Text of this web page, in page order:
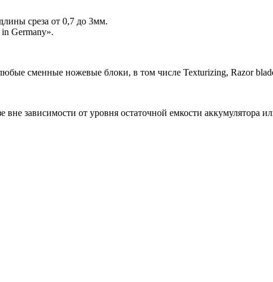
среза от 0,7 до 3мм.
Germany».
сменные ножевые блоки, в том числе Texturizing, Razor
зависимости от уровня остаточной емкости аккумулятора